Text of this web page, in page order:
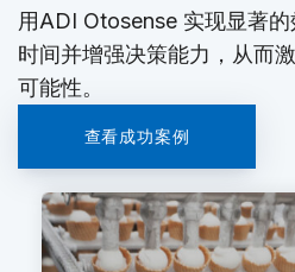
用ADI Otosense 实现显著
时间并增强决策能力，从而
可能性。
查看成功案例